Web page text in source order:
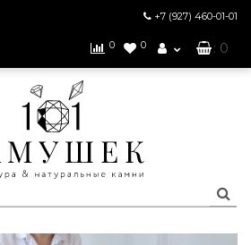
+7 (927) 460-01-01
0 0 : 0